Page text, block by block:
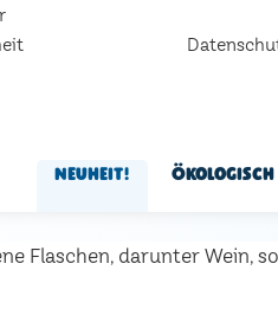
Neuheit! Ökologisch